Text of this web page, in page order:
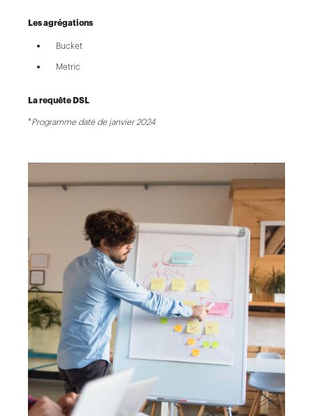
Les agrégations
Bucket
Metric
La requête DSL
*Programme daté de janvier 2024